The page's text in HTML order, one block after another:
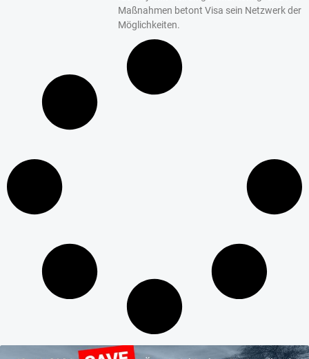
Maßnahmen betont Visa sein Netzwerk der
Möglichkeiten.